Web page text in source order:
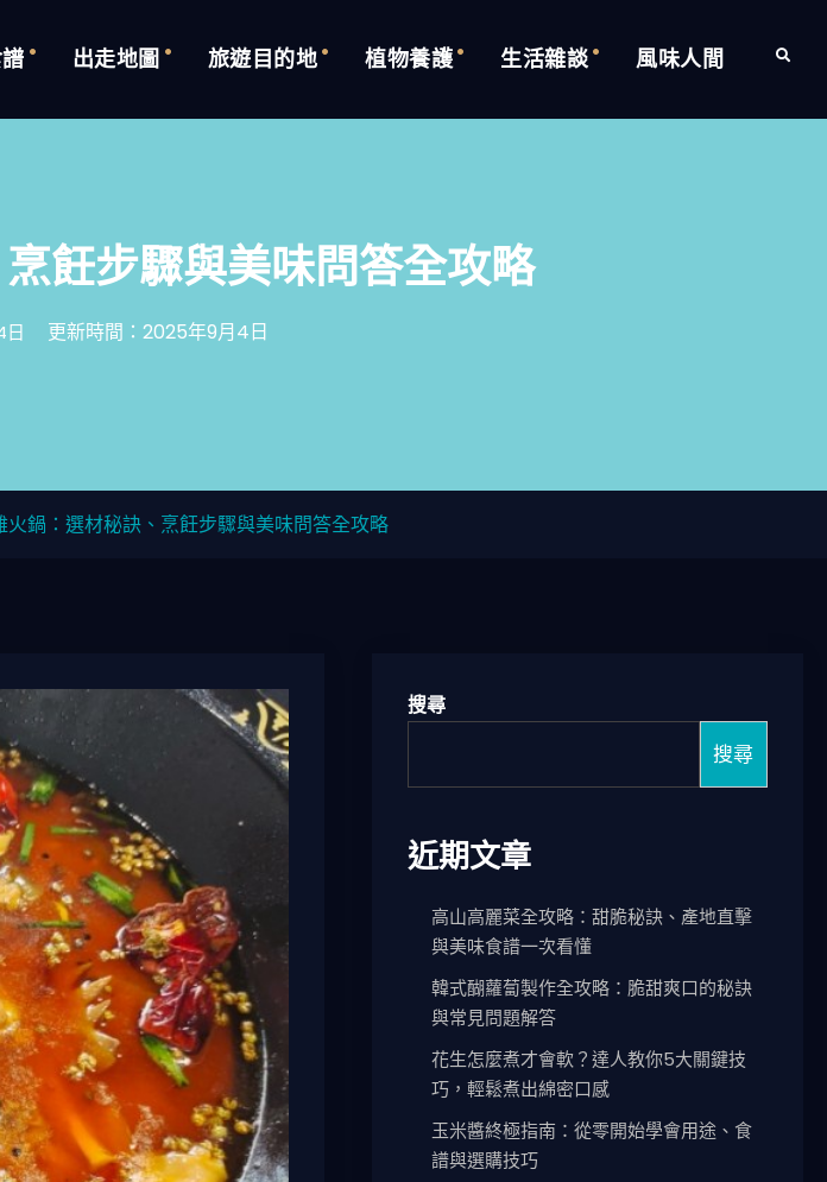
出走地圖 旅遊目的地 植物養護 生活雜談 風味人間 Search
飪步驟與美味問答全攻略
日 更新時間：2025年9月4日
火鍋：選材秘訣、烹飪步驟與美味問答全攻略
搜尋
搜尋
近期文章
高山高麗菜全攻略：甜脆秘訣、產地直擊
與美味食譜一次看懂
韓式醐蘿蔔製作全攻略：脆甜爽口的秘訣
與常見問題解答
花生怎麼煮才會軟？達人教你5大關鍵技
巧，輕鬆煮出綿密口感
玉米醬終極指南：從零開始學會用途、食
譜與選購技巧